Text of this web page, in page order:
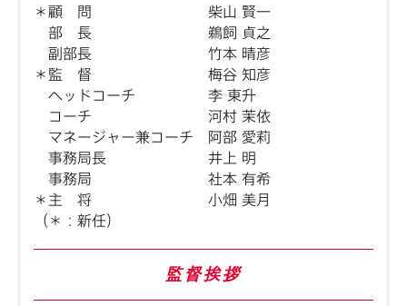
＊顧 問 柴山 賢一
部 長 鵜飼 貞之
副部長 竹本 晴彦
＊監 督 梅谷 知彦
ヘッドコーチ 李 東升
コーチ 河村 茉依
マネージャー兼コーチ 阿部 愛莉
事務局長 井上 明
事務局 社本 有希
＊主 将 小畑 美月
（＊：新任）
監督挨拶